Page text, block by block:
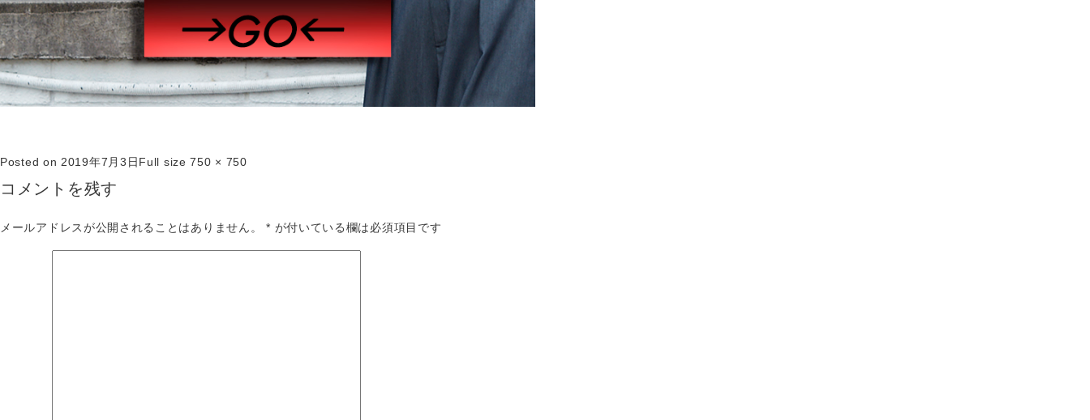
Posted on 2019年7月3日Full size750 × 750
コメントを残す
メールアドレスが公開されることはありません。 * が付いている欄は必須項目です